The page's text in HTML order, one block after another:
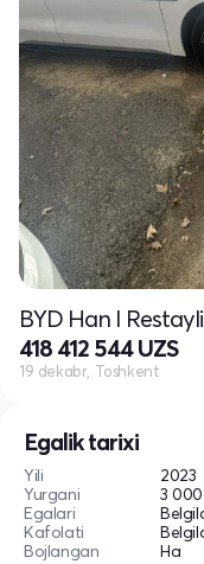
Egalik tarixi
Yili
2023
Yurgani
3
Egalari
Kafolati
Bojlangan
Ha
BYD Han I
418 412 544 UZS
19 dekabr, Toshkent